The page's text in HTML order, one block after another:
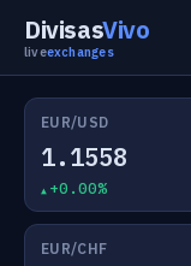
DivisasVivo
liveexchanges
EUR/USD
1.1558
+0.00%
EUR/CHF